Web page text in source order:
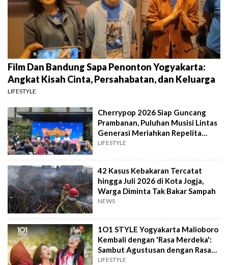
Film Dan Bandung Sapa Penonton Yogyakarta:
Angkat Kisah Cinta, Persahabatan, dan Keluarga
LIFESTYLE
Cherrypop 2026 Siap Guncang
Prambanan, Puluhan Musisi Lintas
Generasi Meriahkan Repelita
Musik
LIFESTYLE
42 Kasus Kebakaran Tercatat
hingga Juli 2026 di Kota Jogja,
Warga Diminta Tak Bakar Sampah
NEWS
1O1 STYLE Yogyakarta Malioboro
Kembali dengan 'Rasa Merdeka':
Sambut Agustusan dengan Rasa
dan Tawa
LIFESTYLE